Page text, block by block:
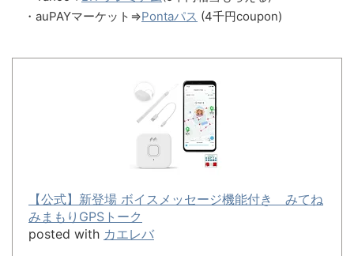
・auPAYマーケット⇒Pontaパス (4千円coupon)
【公式】新登場 ボイスメッセージ機能付き みてね
みまもりGPSトーク
posted with カエレバ